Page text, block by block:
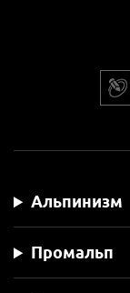
Альпинизм
Промальп